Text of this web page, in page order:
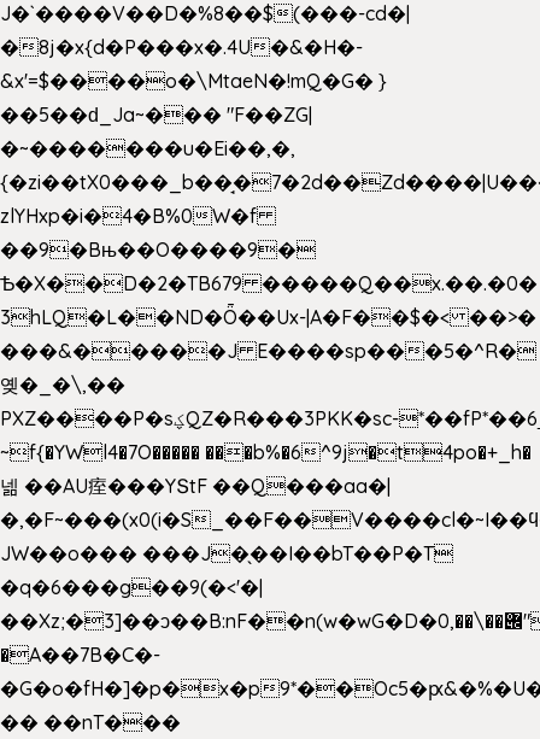
J�`����V��D�%8��$(���-cd�|
�8j�x{d�P���x�.4U�&�H�-
&x'=$����o�\MtaeN�!mQ�G� }
��5��ԁ_Ja~��� "F��ZG|
�~�������u�Ei��,�,
zlYHxp�i�4�B%0W�f
��9�Bњ��O����9�
Ѣ�X��D�2�TB679 �����Q��x.��.�0�
3hLQ�L��ND�Ȫ��Ux-|A�F��$�< ��>�
���&�����J E����sp���5�^R�
옞�_�\,��
PXZ����P�sؼQZ�R���3PKK�sc-*��fP*��6_̦Q���H�hl��a��j��dӤ�ܥ�Ք�7�)S�_3y��@�n-
~f{�YWl4�7O����� ���b%�6^9j�t4po�+_h�
넮 ��AU痓���YՏtF ��Q���aa�|
�,�F~���(x0(i�S
JW��o��� ���J�̖��I��bT��P�T
�q�6���g��9(�<'�|
��Xz;�3]��ͻ��B:nF��n(w�wG�D�݌��\��,0"�
�A��7B�C�-
�G�o�fH�]�p�x�p
�� ��nT���